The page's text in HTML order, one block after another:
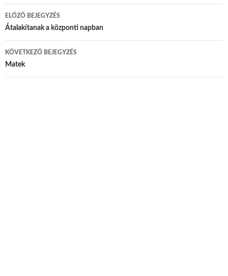
Bejegyzés navigáció
ELŐZŐ BEJEGYZÉS
Átalakítanak a központi napban
KÖVETKEZŐ BEJEGYZÉS
Matek